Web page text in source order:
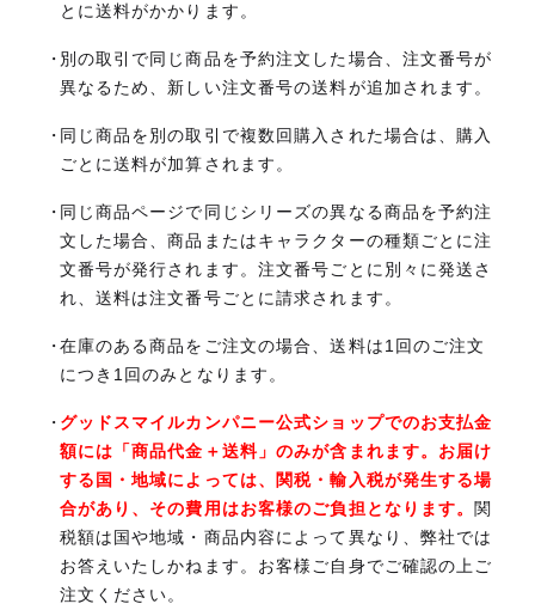
とに送料がかかります。
別の取引で同じ商品を予約注文した場合、注文番号が
異なるため、新しい注文番号の送料が追加されます。
同じ商品を別の取引で複数回購入された場合は、購入
ごとに送料が加算されます。
同じ商品ページで同じシリーズの異なる商品を予約注
文した場合、商品またはキャラクターの種類ごとに注
文番号が発行されます。注文番号ごとに別々に発送さ
れ、送料は注文番号ごとに請求されます。
在庫のある商品をご注文の場合、送料は1回のご注文
につき1回のみとなります。
グッドスマイルカンパニー公式ショップでのお支払金
額には「商品代金＋送料」のみが含まれます。お届け
する国・地域によっては、関税・輸入税が発生する場
合があり、その費用はお客様のご負担となります。 関
税額は国や地域・商品内容によって異なり、弊社では
お答えいたしかねます。お客様ご自身でご確認の上ご
注文ください。